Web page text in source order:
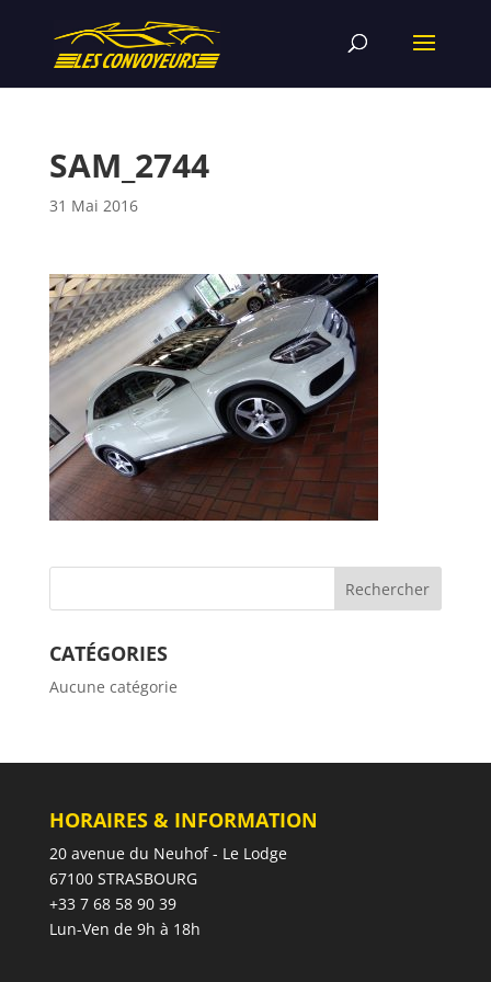
SAM_2744
31 Mai 2016
CATÉGORIES
Aucune catégorie
HORAIRES & INFORMATION
20 avenue du Neuhof - Le Lodge
67100 STRASBOURG
+33 7 68 58 90 39
Lun-Ven de 9h à 18h